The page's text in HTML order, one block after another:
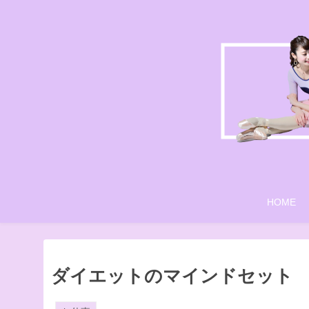
HOME
ダイエットのマインドセット